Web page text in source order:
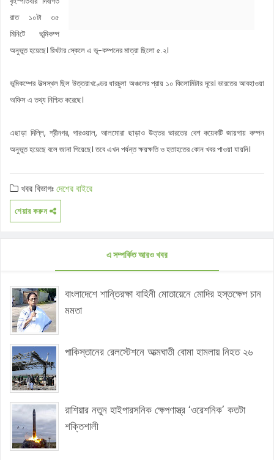
রাত ১০টা ৩৫
মিনিটে ভূমিকম্প
অনুভূত হয়েছে। রিখটার স্কেলে এ ভূ-কম্পনের মাত্রা ছিলো ৫.২।
ভূমিকম্পের উত্‍‌সস্থল ছিল উত্তরাখণ্ডের ধারচুলা অঞ্চলের প্রায় ১০ কিলোমিটার দূরে। ভারতের আবহাওয়া
অফিস এ তথ্য নিশ্চিত করেছে।
এছাড়া দিল্লি, শ্রীনগর, গারওয়াল, আলমোরা ছাড়াও উত্তর ভারতের বেশ কয়েকটি জায়গায় কম্পন
অনুভূত হয়েছে বলে জানা গিয়েছে। তবে এখন পর্যন্ত ক্ষয়ক্ষতি ও হতাহতের কোন খবর পাওয়া যায়নি।
খবর বিভাগঃদেশের বাইরে
শেয়ার করুন
এ সম্পর্কিত আরও খবর
বাংলাদেশে শান্তিরক্ষা বাহিনী মোতায়েনে মোদির হস্তক্ষেপ চান
মমতা
পাকিস্তানের রেলস্টেশনে আত্মঘাতী বোমা হামলায় নিহত ২৬
রাশিয়ার নতুন হাইপারসনিক ক্ষেপণাস্ত্র ‘ওরেশনিক’ কতটা
শক্তিশালী